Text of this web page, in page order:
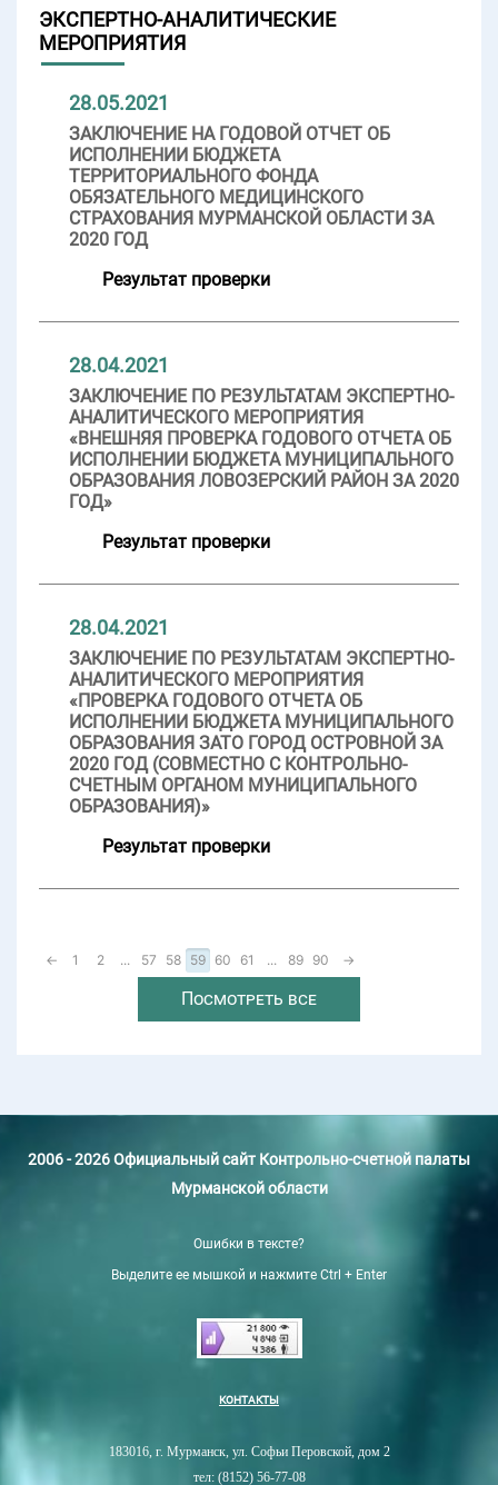
ЭКСПЕРТНО-АНАЛИТИЧЕСКИЕ
МЕРОПРИЯТИЯ
28.05.2021
ЗАКЛЮЧЕНИЕ НА ГОДОВОЙ ОТЧЕТ ОБ
ИСПОЛНЕНИИ БЮДЖЕТА
ТЕРРИТОРИАЛЬНОГО ФОНДА
ОБЯЗАТЕЛЬНОГО МЕДИЦИНСКОГО
СТРАХОВАНИЯ МУРМАНСКОЙ ОБЛАСТИ ЗА
2020 ГОД
Результат проверки
28.04.2021
ЗАКЛЮЧЕНИЕ ПО РЕЗУЛЬТАТАМ ЭКСПЕРТНО-
АНАЛИТИЧЕСКОГО МЕРОПРИЯТИЯ
«ВНЕШНЯЯ ПРОВЕРКА ГОДОВОГО ОТЧЕТА ОБ
ИСПОЛНЕНИИ БЮДЖЕТА МУНИЦИПАЛЬНОГО
ОБРАЗОВАНИЯ ЛОВОЗЕРСКИЙ РАЙОН ЗА 2020
ГОД»
Результат проверки
28.04.2021
ЗАКЛЮЧЕНИЕ ПО РЕЗУЛЬТАТАМ ЭКСПЕРТНО-
АНАЛИТИЧЕСКОГО МЕРОПРИЯТИЯ
«ПРОВЕРКА ГОДОВОГО ОТЧЕТА ОБ
ИСПОЛНЕНИИ БЮДЖЕТА МУНИЦИПАЛЬНОГО
ОБРАЗОВАНИЯ ЗАТО ГОРОД ОСТРОВНОЙ ЗА
2020 ГОД (СОВМЕСТНО С КОНТРОЛЬНО-
СЧЕТНЫМ ОРГАНОМ МУНИЦИПАЛЬНОГО
ОБРАЗОВАНИЯ)»
Результат проверки
← 1 2 ... 57 58 59 60 61 ... 89 90 →
Посмотреть все
2006 - 2026 Официальный сайт Контрольно-счетной палаты
Мурманской области
Ошибки в тексте?
Выделите ее мышкой и нажмите Ctrl + Enter
КОНТАКТЫ
183016, г. Мурманск, ул. Софьи Перовской, дом 2
тел: (8152) 56-77-08